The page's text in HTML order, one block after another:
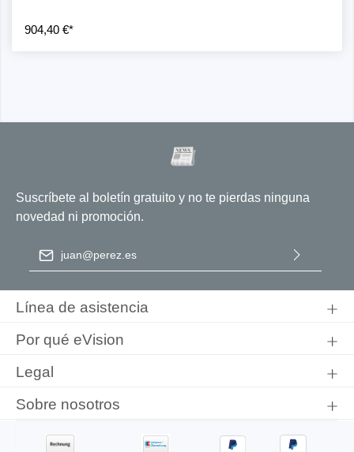
904,40 €*
Suscríbete al boletín gratuito y no te pierdas ninguna
novedad ni promoción.
Dirección de correo electrónico
términos y condiciones generales
Línea de asistencia
Por qué eVision
Legal
Sobre nosotros